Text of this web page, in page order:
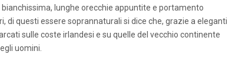
lunghe orecchie appuntite e portamento
di questi essere soprannaturali si dice che, grazie a eleganti
sulle coste irlandesi e su quelle del vecchio continente
uomini.